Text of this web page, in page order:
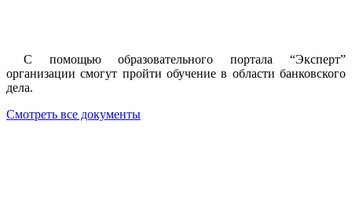
С помощью образовательного портала “Эксперт”
организации смогут пройти обучение в области банковского
дела.
Смотреть все документы